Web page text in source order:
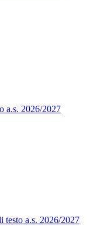
a.s. 2026/2027
testo a.s. 2026/2027